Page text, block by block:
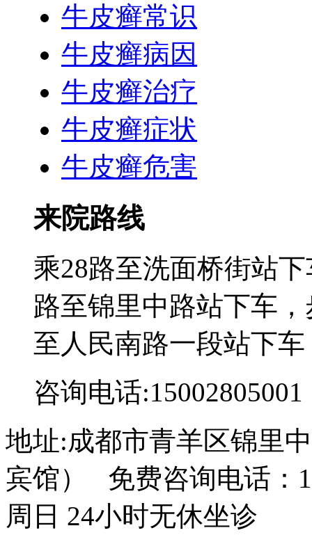
牛皮癣常识
牛皮癣病因
牛皮癣治疗
牛皮癣症状
牛皮癣危害
来院路线
乘28路至洗面桥街站
路至锦里中路站下车
至人民南路一段站下
咨询电话:15002805001
地址:成都市青羊区锦里
宾馆） 免费咨询电话：
周日 24小时无休坐诊